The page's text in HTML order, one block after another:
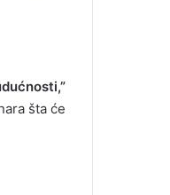
šta će